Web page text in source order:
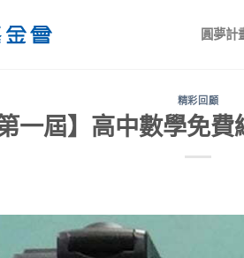
圓夢計
精彩回顧
第一屆】高中數學免